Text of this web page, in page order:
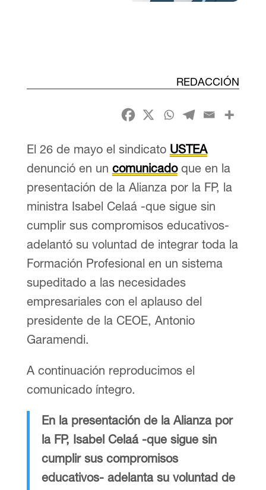
REDACCIÓN
El 26 de mayo el sindicato USTEA
denunció en un comunicadoque en la
presentación de la Alianza por la FP, la
ministra Isabel Celaá -que sigue sin
cumplir sus compromisos educativos-
adelantó su voluntad de integrar toda la
Formación Profesional en un sistema
supeditado a las necesidades
empresariales con el aplauso del
presidente de la CEOE, Antonio
Garamendi.
A continuación reproducimos el
comunicado íntegro.
En la presentación de la Alianza por
la FP, Isabel Celaá -que sigue sin
cumplir sus compromisos
educativos- adelanta su voluntad de